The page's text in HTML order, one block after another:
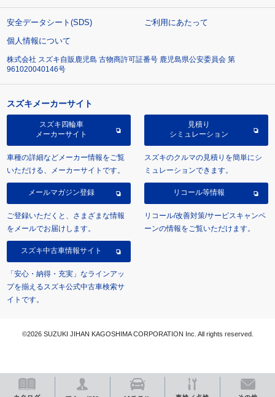
安全データシート(SDS)
ご利用にあたって
個人情報について
株式会社 スズキ自販鹿児島 古物商許可証番号 鹿児島県公安委員会 第
961020040146号
スズキメーカーサイト
スズキ四輪車
メーカーサイト
車種の詳細などメーカー情報をご覧
いただける、メーカーサイトです。
見積り
シミュレーション
スズキのクルマの見積りを簡単にシ
ミュレーションできます。
メールマガジン登録
ご登録いただくと、さまざまな情報
をメールでお届けします。
リコール等情報
リコール/改善対策/サービスキャンペ
ーンの情報をご覧いただけます。
スズキ中古車情報サイト
「安心・納得・充実」なラインアッ
プを揃えるスズキ公式中古車検索サ
イトです。
©2026 SUZUKI JIHAN KAGOSHIMA CORPORATION Inc. All rights reserved.